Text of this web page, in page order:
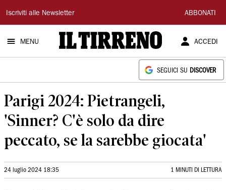
Il
Tirreno
Iscriviti alle Newsletter ABBONATI
MENU ACCEDI
SEGUICI SU DISCOVER
Parigi 2024: Pietrangeli,
'Sinner? C'è solo da dire
peccato, se la sarebbe giocata'
24 luglio 2024 18:35 1 MINUTI DI LETTURA